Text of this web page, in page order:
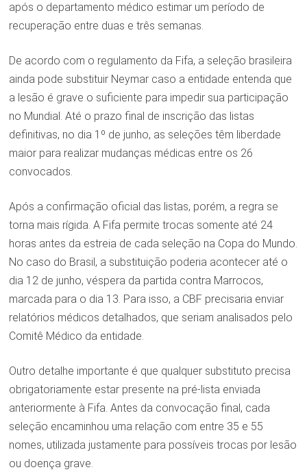
após o departamento médico estimar um período de
recuperação entre duas e três semanas.
De acordo com o regulamento da Fifa, a seleção brasileira
ainda pode substituir Neymar caso a entidade entenda que
a lesão é grave o suficiente para impedir sua participação
no Mundial. Até o prazo final de inscrição das listas
definitivas, no dia 1º de junho, as seleções têm liberdade
maior para realizar mudanças médicas entre os 26
convocados.
Após a confirmação oficial das listas, porém, a regra se
torna mais rígida. A Fifa permite trocas somente até 24
horas antes da estreia de cada seleção na Copa do Mundo.
No caso do Brasil, a substituição poderia acontecer até o
dia 12 de junho, véspera da partida contra Marrocos,
marcada para o dia 13. Para isso, a CBF precisaria enviar
relatórios médicos detalhados, que seriam analisados pelo
Comitê Médico da entidade.
Outro detalhe importante é que qualquer substituto precisa
obrigatoriamente estar presente na pré-lista enviada
anteriormente à Fifa. Antes da convocação final, cada
seleção encaminhou uma relação com entre 35 e 55
nomes, utilizada justamente para possíveis trocas por lesão
ou doença grave.